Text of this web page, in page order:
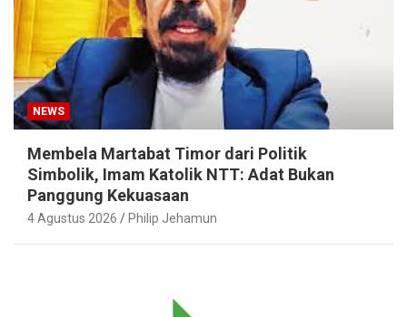
NEWS
Membela Martabat Timor dari Politik
Simbolik, Imam Katolik NTT: Adat Bukan
Panggung Kekuasaan
4 Agustus 2026 Philip Jehamun